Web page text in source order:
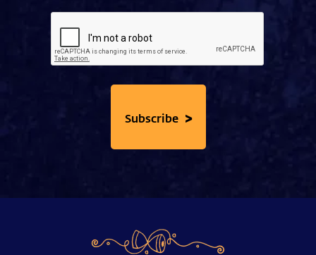
Subscribe >